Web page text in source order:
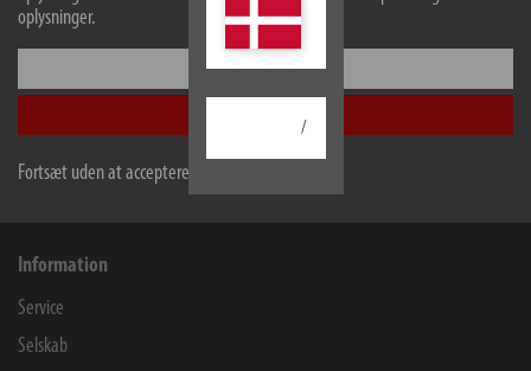
oplysninger.
Konfigurer
Fortsæt uden at acceptere
/
FacebookInstagramYoutubeLinkedin
Information
Service
Selskab